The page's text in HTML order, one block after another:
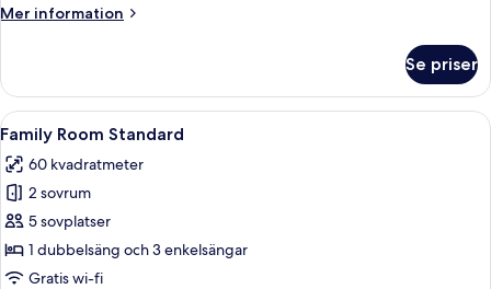
Mer information
Mer
dubbelrum
Se priser
Öppna
alla
foton
för
Family
Room
Standard
Ett hotellrum med en säng,
5
Family Room Standard
60 kvadratmeter
2 sovrum
5 sovplatser
1 dubbelsäng och 3 enkelsängar
Gratis wi-fi